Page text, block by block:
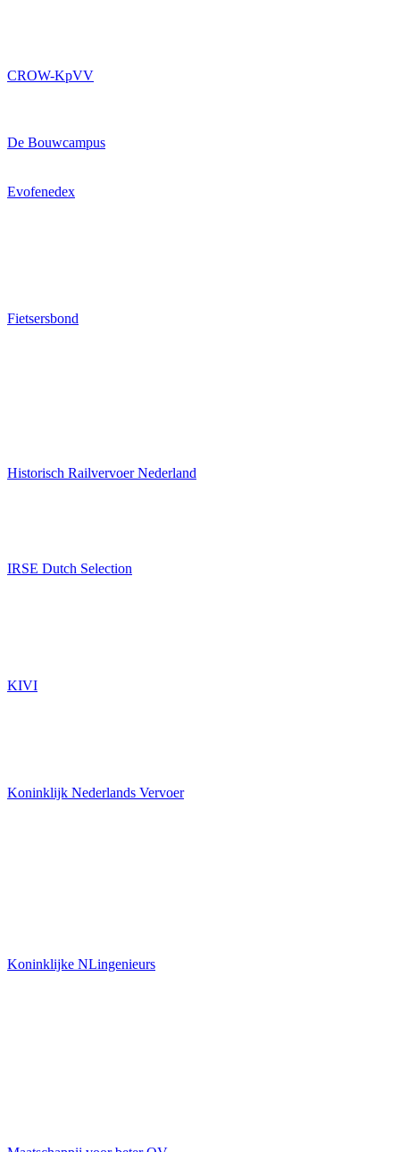
CROW-KpVV
De Bouwcampus
Evofenedex
Fietsersbond
Historisch Railvervoer Nederland
IRSE Dutch Selection
KIVI
Koninklijk Nederlands Vervoer
Koninklijke NLingenieurs